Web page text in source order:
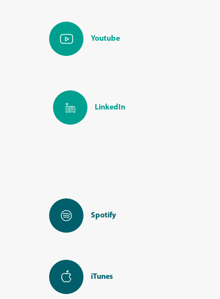
Youtube
LinkedIn
Spotify
iTunes